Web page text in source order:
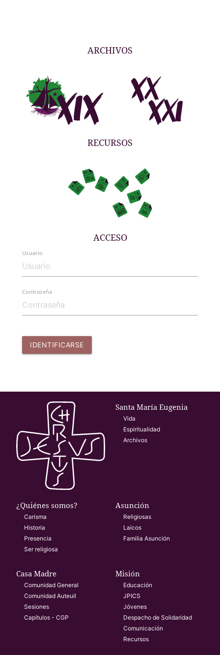
ARCHIVOS
RECURSOS
ACCESO
Usuario
Contraseña
IDENTIFICARSE
Santa María Eugenia
Vida
Espiritualidad
Archivos
¿Quiénes somos?
Carisma
Historia
Presencia
Ser religiosa
Asunción
Religiosas
Laicos
Familia Asunción
Casa Madre
Comunidad General
Comunidad Auteuil
Sesiones
Capítulos - CGP
Misión
Educación
JPICS
Jóvenes
Despacho de Solidaridad
Comunicación
Recursos